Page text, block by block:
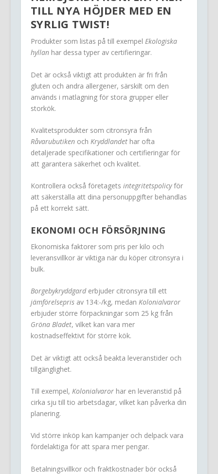
TILL NYA HÖJDER MED EN
SYRLIG TWIST!
Produkter som listas på till exempel Ekologiska
hyllanhar dessa typer av certifieringar.
Det är också viktigt att produkten är fri från
gluten och andra allergener, särskilt om den
används i matlagning för stora grupper eller
storkök.
Kvalitetsprodukter som citronsyra från
Råvarubutikenoch Kryddlandethar ofta
detaljerade specifikationer och certifieringar för
att garantera säkerhet och kvalitet.
Kontrollera också företagets integritetspolicyför
att säkerställa att dina personuppgifter behandlas
på ett korrekt sätt.
EKONOMI OCH FÖRSÖRJNING
Ekonomiska faktorer som pris per kilo och
leveransvillkor är viktiga när du köper citronsyra i
bulk.
Borgebykryddgarderbjuder citronsyra till ett
jämförelseprisav 134:-/kg, medan Kolonialvaror
erbjuder större förpackningar som 25 kg från
Gröna Bladet, vilket kan vara mer
kostnadseffektivt för större kök.
Det är viktigt att också beakta leveranstider och
tillgänglighet.
Till exempel, Kolonialvarorhar en leveranstid på
cirka sju till tio arbetsdagar, vilket kan påverka din
planering.
Vid större inköp kan kampanjer och delpack vara
fördelaktiga för att spara mer pengar.
Betalningsvillkor och fraktkostnader bör också